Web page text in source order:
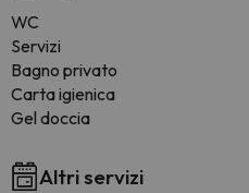
WC
Servizi
Bagno privato
Carta igienica
Gel doccia
Altri servizi